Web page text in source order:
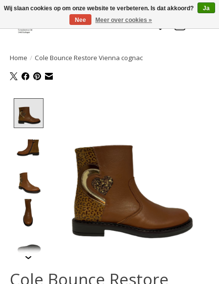
Welkom bij de Gelaarsde KAT
Verlanglijst
Home / Cole Bounce Restore Vienna cognac
Cole Bounce Restore
Wij slaan cookies op om onze website te verbeteren. Is dat akkoord?
Ja
Nee
Meer over cookies »